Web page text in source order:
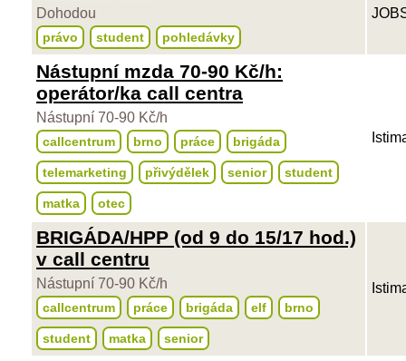
Dohodou
právo student pohledávky
Nástupní mzda 70-90 Kč/h:
operátor/ka call centra
Nástupní 70-90 Kč/h
callcentrum brno práce brigáda
telemarketing přivýdělek senior student
matka otec
BRIGÁDA/HPP (od 9 do 15/17 hod.)
v call centru
Nástupní 70-90 Kč/h
callcentrum práce brigáda elf brno
student matka senior